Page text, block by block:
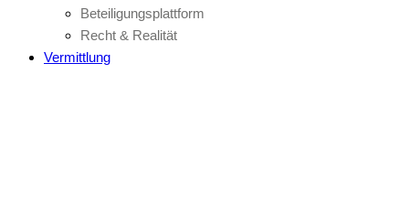
Beteiligungsplattform
Recht & Realität
Vermittlung